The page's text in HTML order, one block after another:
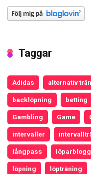
Taggar
Adidas alternativ
backlöpning betting
Gambling Game
intervaller
långpass löparblogg
löpning löpträning